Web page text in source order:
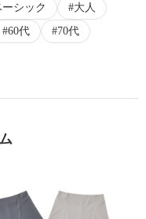
ーシック
大人
60代
70代